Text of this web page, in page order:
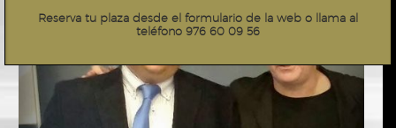
Reserva tu plaza desde el formulario de la web o llama al
teléfono 976 60 09 56